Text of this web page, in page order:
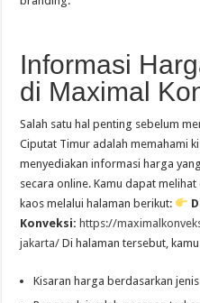
Informasi
di Maximal
Salah satu hal penting sebelum
Ciputat Timur adalah memahami
menyediakan informasi harga
secara online. Kamu dapat
kaos melalui halaman berikut:
Konveksi: https://
jakarta/ Di halaman tersebut,
Kisaran harga berdasarkan